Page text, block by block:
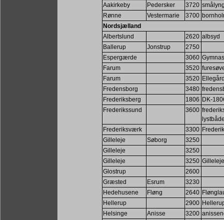
Aakirkeby
Pedersker 3720
Rønne
Vestermarie 3700
Nordsjælland
Albertslund
2620 albsyd
Ballerup
Jonstrup
2750
Espergærde
3060
Farum
3520
Farum
3520
Fredensborg
3480
Frederiksberg
1806 DK-
Frederikssund
3600
Frederiksværk
3300
Gilleleje
Søborg
3250
Gilleleje
3250
Gilleleje
3250
Glostrup
2600
Græsted
Esrum
3230
Hedehusene
Fløng 2640
Hellerup
2900
Helsinge
Anisse 3200